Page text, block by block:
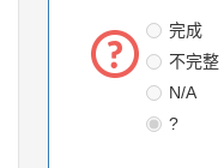
完成
不完整
N/A
?